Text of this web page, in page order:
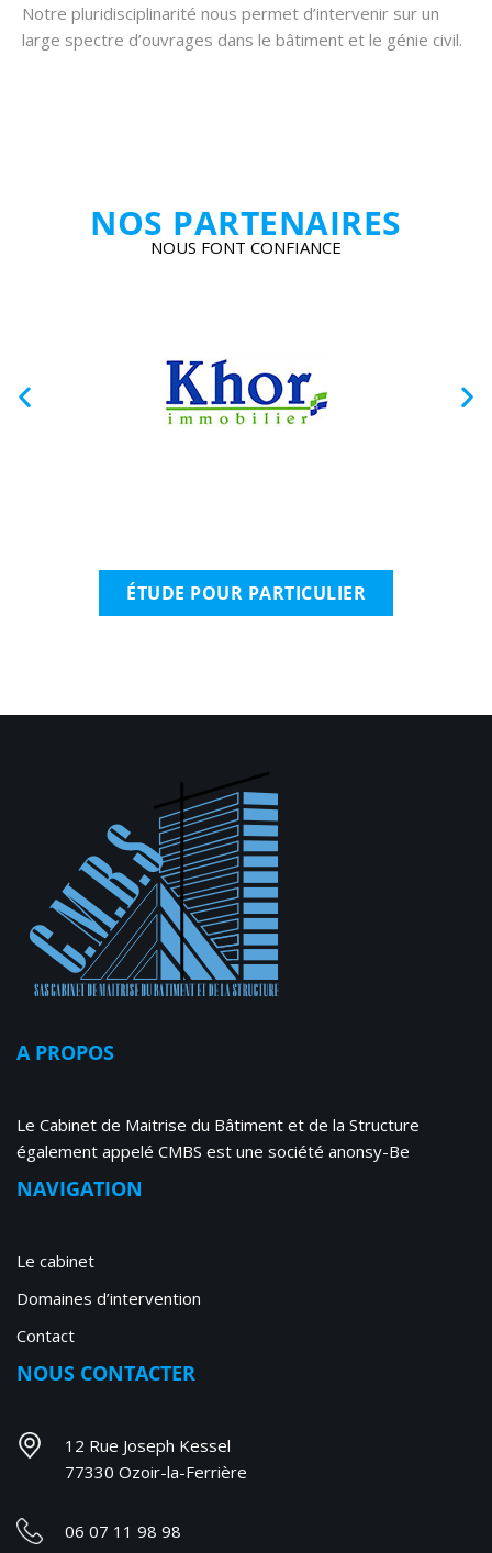
Notre pluridisciplinarité nous permet d’intervenir sur un
large spectre d’ouvrages dans le bâtiment et le génie civil.
NOS PARTENAIRES
NOUS FONT CONFIANCE
ÉTUDE POUR PARTICULIER
A PROPOS
Le Cabinet de Maitrise du Bâtiment et de la Structure
également appelé CMBS est une société anonsy-Be
NAVIGATION
Le cabinet
Domaines d’intervention
Contact
NOUS CONTACTER
12 Rue Joseph Kessel
77330 Ozoir-la-Ferrière
06 07 11 98 98